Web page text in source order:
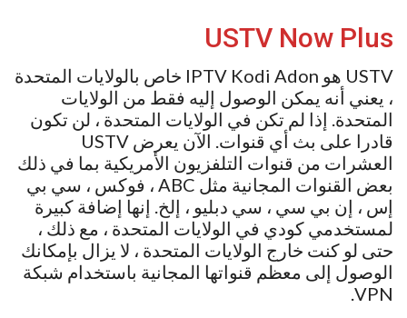
USTV Now Plus
USTV هو IPTV Kodi Adon خاص بالولايات المتحدة
، يعني أنه يمكن الوصول إليه فقط من الولايات
المتحدة. إذا لم تكن في الولايات المتحدة ، لن تكون
قادرا على بث أي قنوات. الآن يعرض USTV
العشرات من قنوات التلفزيون الأمريكية بما في ذلك
بعض القنوات المجانية مثل ABC ، فوكس ، سي بي
إس ، إن بي سي ، سي دبليو ، إلخ. إنها إضافة كبيرة
لمستخدمي كودي في الولايات المتحدة ، مع ذلك ،
حتى لو كنت خارج الولايات المتحدة ، لا يزال بإمكانك
الوصول إلى معظم قنواتها المجانية باستخدام شبكة
VPN.